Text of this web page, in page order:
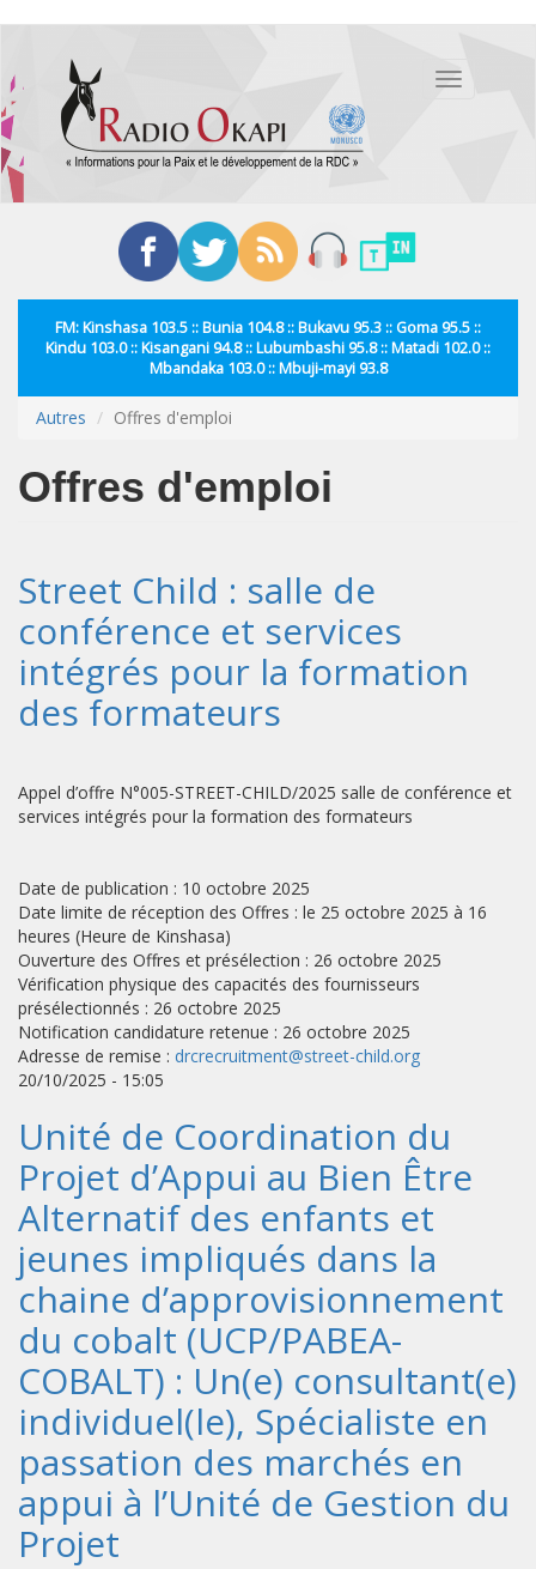
contenu
principal
Toggle
FM: Kinshasa 103.5 :: Bunia 104.8 :: Bukavu 95.3 :: Goma 95.5 ::
Kindu 103.0 :: Kisangani 94.8 :: Lubumbashi 95.8 :: Matadi 102.0 ::
Mbandaka 103.0 :: Mbuji-mayi 93.8
Autres Offres d'emploi
Offres d'emploi
Street Child : salle de
conférence et services
intégrés pour la formation
des formateurs
Appel d’offre N°005-STREET-CHILD/2025 salle de conférence et
services intégrés pour la formation des formateurs
Date de publication : 10 octobre 2025
Date limite de réception des Offres : le 25 octobre 2025 à 16
heures (Heure de Kinshasa)
Ouverture des Offres et présélection : 26 octobre 2025
Vérification physique des capacités des fournisseurs
présélectionnés : 26 octobre 2025
Notification candidature retenue : 26 octobre 2025
Adresse de remise : drcrecruitment@street-child.org
20/10/2025 - 15:05
Unité de Coordination du
Projet d’Appui au Bien Être
Alternatif des enfants et
jeunes impliqués dans la
chaine d’approvisionnement
du cobalt (UCP/PABEA-
COBALT) : Un(e) consultant(e)
individuel(le), Spécialiste en
passation des marchés en
appui à l’Unité de Gestion du
Projet